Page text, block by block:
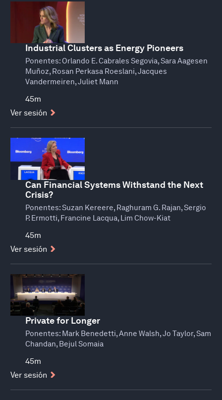
Industrial Clusters as Energy Pioneers
Ponentes: Orlando E. Cabrales Segovia, Sara Aagesen
Muñoz, Rosan Perkasa Roeslani, Jacques
Vandermeiren, Juliet Mann
45m
Ver sesión
Can Financial Systems Withstand the Next
Crisis?
Ponentes:Suzan Kereere, Raghuram G. Rajan, Sergio
P. Ermotti, Francine Lacqua, Lim Chow-Kiat
45m
Ver sesión
Private for Longer
Ponentes: Mark Benedetti, Anne Walsh, Jo Taylor, Sam
Chandan, Bejul Somaia
45m
Ver sesión